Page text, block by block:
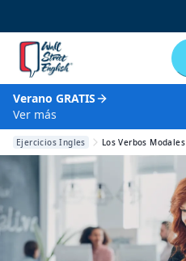
Verano GRATIS
Ver más
Ejercicios Ingles Los Verbos